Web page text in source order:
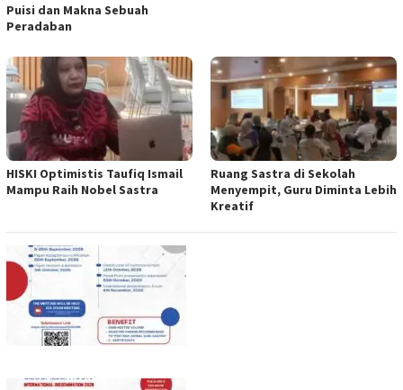
Puisi dan Makna Sebuah
Peradaban
HISKI Optimistis Taufiq Ismail
Mampu Raih Nobel Sastra
Ruang Sastra di Sekolah
Menyempit, Guru Diminta Lebih
Kreatif